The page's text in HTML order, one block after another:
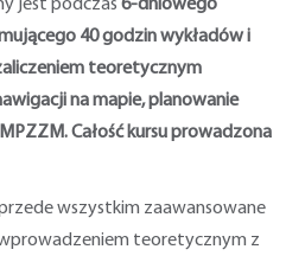
jest podczas 6-dniowego
40 godzin wykładów i
teoretycznym
na mapie, planowanie
Całość kursu prowadzona
wszystkim zaawansowane
teoretycznym z